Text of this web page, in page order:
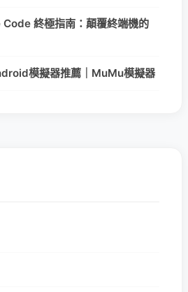
終極指南：顛覆終端機的
模擬器推薦｜MuMu模擬器